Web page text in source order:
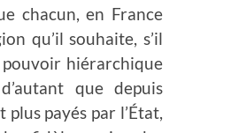
chacun, en France
qu’il souhaite, s’il
pouvoir hiérarchique
que depuis
payés par l’État,